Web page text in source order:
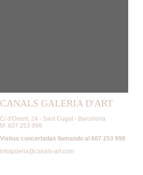
CANALS GALERIA D'ART
C/ d'Orient, 24 - Sant Cugat - Barcelona
M. 607 253 998
Visitas concertadas llamando al 607 253 998
infogaleria@canals-art.com